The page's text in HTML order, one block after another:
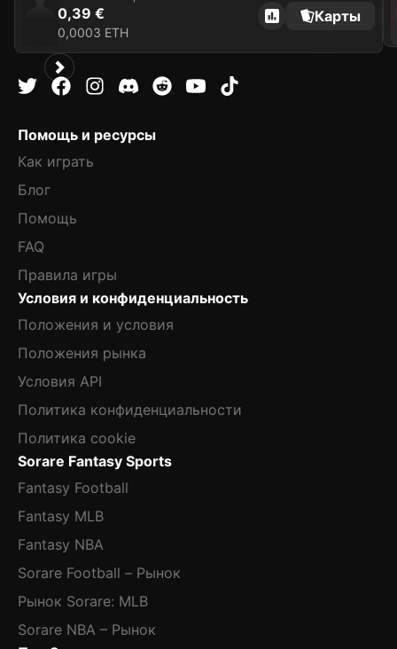
0,39 €
0,0003 ETH
Карты
Помощь и ресурсы
Как играть
Блог
Помощь
FAQ
Правила игры
Условия и конфиденциальность
Положения и условия
Положения рынка
Условия API
Политика конфиденциальности
Политика cookie
Sorare Fantasy Sports
Fantasy Football
Fantasy MLB
Fantasy NBA
Sorare Football – Рынок
Рынок Sorare: MLB
Sorare NBA – Рынок